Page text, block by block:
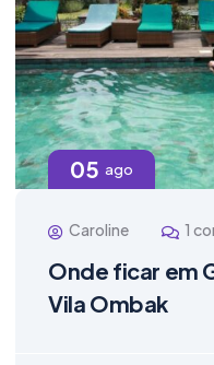
05 ago
Caroline 1
Onde ficar em
Vila Ombak